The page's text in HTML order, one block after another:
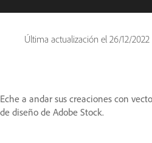
Última actualización el 26/12/2022
Eche a andar sus creaciones con
de diseño de Adobe Stock.